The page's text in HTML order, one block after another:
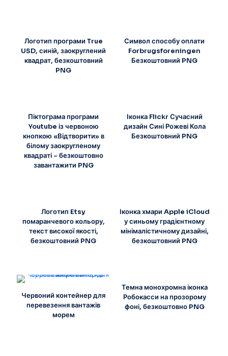
Логотип програми True
USD, синій, заокруглений
квадрат, безкоштовний
PNG
Символ способу оплати
Forbrugsforeningen
Безкоштовний PNG
Піктограма програми
Youtube із червоною
кнопкою «Відтворити» в
білому заокругленому
квадраті – безкоштовно
завантажити PNG
Іконка Flickr Сучасний
дизайн Сині Рожеві Кола
Безкоштовний PNG
Логотип Etsy
помаранчевого кольору,
текст високої якості,
безкоштовний PNG
Іконка хмари Apple iCloud
у синьому градієнтному
мінімалістичному дизайні,
безкоштовний PNG
Червоний контейнер для
перевезення вантажів
морем
Темна монохромна іконка
Робокасси на прозорому
фоні, безкоштовно PNG